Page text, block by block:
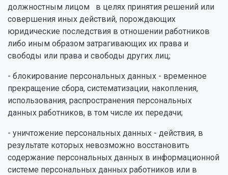
должностным лицом в целях принятия решений или
совершения иных действий, порождающих
юридические последствия в отношении работников
либо иным образом затрагивающих их права и
свободы или права и свободы других лиц;
- блокирование персональных данных - временное
прекращение сбора, систематизации, накопления,
использования, распространения персональных
данных работников, в том числе их передачи;
- уничтожение персональных данных - действия, в
результате которых невозможно восстановить
содержание персональных данных в информационной
системе персональных данных работников или в